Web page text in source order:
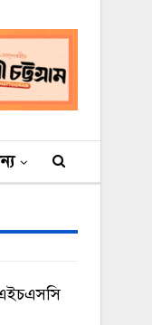
এইচএসসি